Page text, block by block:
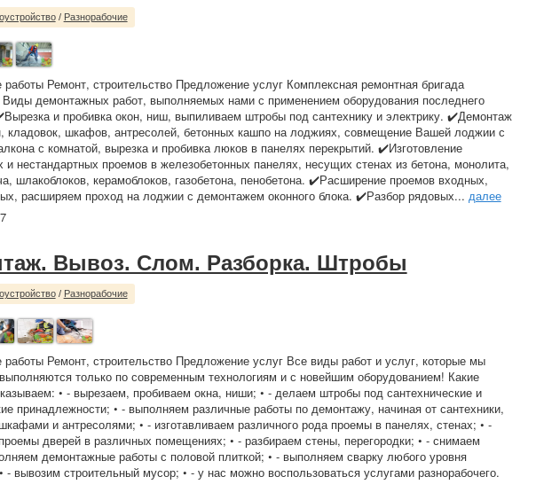
/ Разнорабочие
Ремонт, строительство Предложение услуг Комплексная ремонтная бригада
Виды демонтажных работ, выполняемых нами с применением оборудования последнего
и пробивка окон, ниш, выпиливаем штробы под сантехнику и электрику. ✔️Демонтаж
кладовок, шкафов, антресолей, бетонных кашпо на лоджиях, совмещение Вашей лоджии с
с комнатой, вырезка и пробивка люков в панелях перекрытий. ✔️Изготовление
и нестандартных проемов в железобетонных панелях, несущих стенах из бетона, монолита,
шлакоблоков, керамоблоков, газобетона, пенобетона. ✔️Расширение проемов входных,
расширяем проход на лоджии с демонтажем оконного блока. ✔️Разбор рядовых... далее
Вывоз. Слом. Разборка. Штробы
/ Разнорабочие
Ремонт, строительство Предложение услуг Все виды работ и услуг, которые мы
только по современным технологиям и с новейшим оборудованием! Какие
• - вырезаем, пробиваем окна, ниши; • - делаем штробы под сантехнические и
принадлежности; • - выполняем различные работы по демонтажу, начиная от сантехники,
и антресолями; • - изготавливаем различного рода проемы в панелях, стенах; • -
дверей в различных помещениях; • - разбираем стены, перегородки; • - снимаем
демонтажные работы с половой плиткой; • - выполняем сварку любого уровня
- вывозим строительный мусор; • - у нас можно воспользоваться услугами разнорабочего.